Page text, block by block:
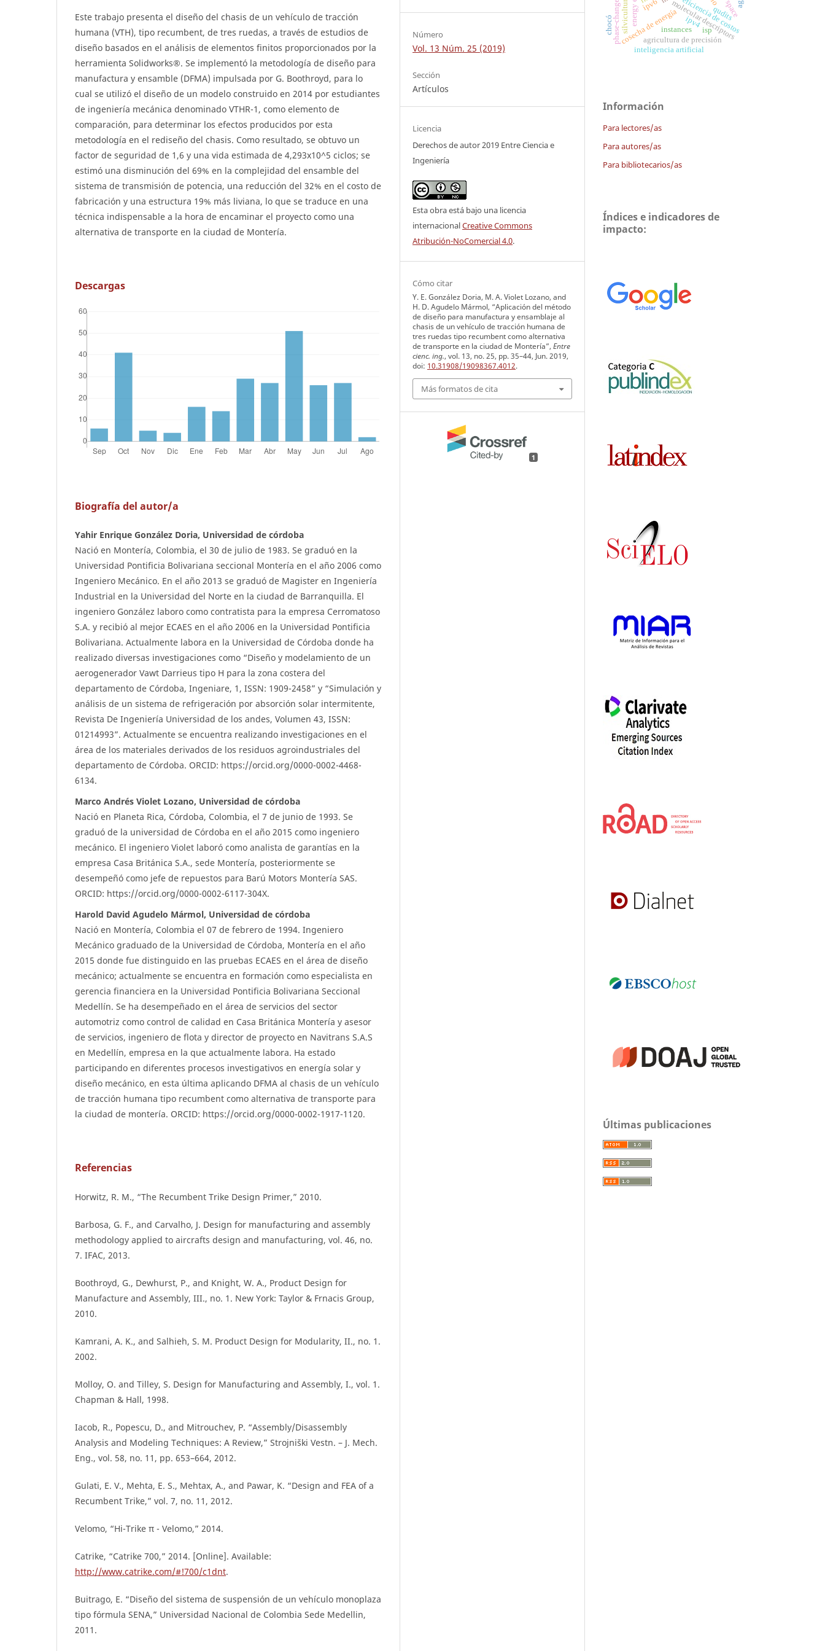
Este trabajo presenta el diseño del chasis de un vehículo de tracción
humana (VTH), tipo recumbent, de tres ruedas, a través de estudios de
diseño basados en el análisis de elementos finitos proporcionados por la
herramienta Solidworks®. Se implementó la metodología de diseño para
manufactura y ensamble (DFMA) impulsada por G. Boothroyd, para lo
cual se utilizó el diseño de un modelo construido en 2014 por estudiantes
de ingeniería mecánica denominado VTHR-1, como elemento de
comparación, para determinar los efectos producidos por esta
metodología en el rediseño del chasis. Como resultado, se obtuvo un
factor de seguridad de 1,6 y una vida estimada de 4,293x10^5 ciclos; se
estimó una disminución del 69% en la complejidad del ensamble del
sistema de transmisión de potencia, una reducción del 32% en el costo de
fabricación y una estructura 19% más liviana, lo que se traduce en una
técnica indispensable a la hora de encaminar el proyecto como una
alternativa de transporte en la ciudad de Montería.
Descargas
Biografía del autor/a
Yahir Enrique González Doria, Universidad de córdoba
Nació en Montería, Colombia, el 30 de julio de 1983. Se graduó en la
Universidad Pontificia Bolivariana seccional Montería en el año 2006 como
Ingeniero Mecánico. En el año 2013 se graduó de Magister en Ingeniería
Industrial en la Universidad del Norte en la ciudad de Barranquilla. El
ingeniero González laboro como contratista para la empresa Cerromatoso
S.A. y recibió al mejor ECAES en el año 2006 en la Universidad Pontificia
Bolivariana. Actualmente labora en la Universidad de Córdoba donde ha
realizado diversas investigaciones como “Diseño y modelamiento de un
aerogenerador Vawt Darrieus tipo H para la zona costera del
departamento de Córdoba, Ingeniare, 1, ISSN: 1909-2458” y “Simulación y
análisis de un sistema de refrigeración por absorción solar intermitente,
Revista De Ingeniería Universidad de los andes, Volumen 43, ISSN:
01214993”. Actualmente se encuentra realizando investigaciones en el
área de los materiales derivados de los residuos agroindustriales del
departamento de Córdoba. ORCID: https://orcid.org/0000-0002-4468-
6134.
Marco Andrés Violet Lozano, Universidad de córdoba
Nació en Planeta Rica, Córdoba, Colombia, el 7 de junio de 1993. Se
graduó de la universidad de Córdoba en el año 2015 como ingeniero
mecánico. El ingeniero Violet laboró como analista de garantías en la
empresa Casa Británica S.A., sede Montería, posteriormente se
desempeñó como jefe de repuestos para Barú Motors Montería SAS.
ORCID: https://orcid.org/0000-0002-6117-304X.
Harold David Agudelo Mármol, Universidad de córdoba
Nació en Montería, Colombia el 07 de febrero de 1994. Ingeniero
Mecánico graduado de la Universidad de Córdoba, Montería en el año
2015 donde fue distinguido en las pruebas ECAES en el área de diseño
mecánico; actualmente se encuentra en formación como especialista en
gerencia financiera en la Universidad Pontificia Bolivariana Seccional
Medellín. Se ha desempeñado en el área de servicios del sector
automotriz como control de calidad en Casa Británica Montería y asesor
de servicios, ingeniero de flota y director de proyecto en Navitrans S.A.S
en Medellín, empresa en la que actualmente labora. Ha estado
participando en diferentes procesos investigativos en energía solar y
diseño mecánico, en esta última aplicando DFMA al chasis de un vehículo
de tracción humana tipo recumbent como alternativa de transporte para
la ciudad de montería. ORCID: https://orcid.org/0000-0002-1917-1120.
Referencias
Horwitz, R. M., “The Recumbent Trike Design Primer,” 2010.
Barbosa, G. F., and Carvalho, J. Design for manufacturing and assembly
methodology applied to aircrafts design and manufacturing, vol. 46, no.
7. IFAC, 2013.
Boothroyd, G., Dewhurst, P., and Knight, W. A., Product Design for
Manufacture and Assembly, III., no. 1. New York: Taylor & Frnacis Group,
2010.
Kamrani, A. K., and Salhieh, S. M. Product Design for Modularity, II., no. 1.
2002.
Molloy, O. and Tilley, S. Design for Manufacturing and Assembly, I., vol. 1.
Chapman & Hall, 1998.
Iacob, R., Popescu, D., and Mitrouchev, P. “Assembly/Disassembly
Analysis and Modeling Techniques: A Review,” Strojniški Vestn. – J. Mech.
Eng., vol. 58, no. 11, pp. 653–664, 2012.
Gulati, E. V., Mehta, E. S., Mehtax, A., and Pawar, K. “Design and FEA of a
Recumbent Trike,” vol. 7, no. 11, 2012.
Velomo, “Hi-Trike π - Velomo,” 2014.
Catrike, “Catrike 700,” 2014. [Online]. Available:
http://www.catrike.com/#!700/c1dnt.
Buitrago, E. “Diseño del sistema de suspensión de un vehículo monoplaza
tipo fórmula SENA,” Universidad Nacional de Colombia Sede Medellin,
2011.
Número
Vol. 13 Núm. 25 (2019)
Sección
Artículos
Licencia
Derechos de autor 2019 Entre Ciencia e
Ingeniería
Esta obra está bajo una licencia
internacionalCreative Commons
Atribución-NoComercial 4.0.
Cómo citar
Y. E. González Doria, M. A. Violet Lozano, and
H. D. Agudelo Mármol, “Aplicación del método
de diseño para manufactura y ensamblaje al
chasis de un vehículo de tracción humana de
tres ruedas tipo recumbent como alternativa
de transporte en la ciudad de Montería”, Entre
cienc. ing., vol. 13, no. 25, pp. 35–44, Jun. 2019,
doi: 10.31908/19098367.4012.
Más formatos de cita
1
cosecha de energía
ipv6
ipv4
molecular descriptors
agricultura de precisión
eficiencia de costos
inteligencia artificial
qudits
silvicultura instances isp
chocó
Información
Para lectores/as
Para autores/as
Para bibliotecarios/as
Índices e indicadores de
impacto:
Últimas publicaciones